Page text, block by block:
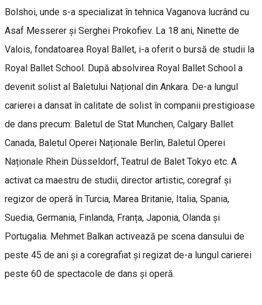
Bolshoi, unde s-a specializat în tehnica Vaganova lucrând cu
Asaf Messerer și Serghei Prokofiev. La 18 ani, Ninette de
Valois, fondatoarea Royal Ballet, i-a oferit o bursă de studii la
Royal Ballet School. După absolvirea Royal Ballet School a
devenit solist al Baletului Național din Ankara. De-a lungul
carierei a dansat în calitate de solist în companii prestigioase
de dans precum: Baletul de Stat Munchen, Calgary Ballet
Canada, Baletul Operei Naționale Berlin, Baletul Operei
Naționale Rhein Düsseldorf, Teatrul de Balet Tokyo etc. A
activat ca maestru de studii, director artistic, coregraf și
regizor de operă în Turcia, Marea Britanie, Italia, Spania,
Suedia, Germania, Finlanda, Franța, Japonia, Olanda și
Portugalia. Mehmet Balkan activează pe scena dansului de
peste 45 de ani și a coregrafiat și regizat de-a lungul carierei
peste 60 de spectacole de dans și operă.